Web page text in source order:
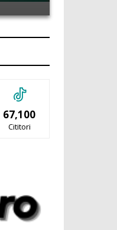
67,100
Cititori